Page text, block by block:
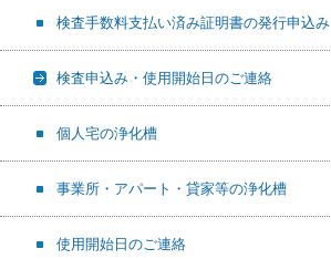
検査手数料支払い済み証明書の発行申込み
検査申込み・使用開始日のご連絡
個人宅の浄化槽
事業所・アパート・貸家等の浄化槽
使用開始日のご連絡